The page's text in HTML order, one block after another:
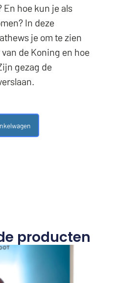
En hoe kun je als
In deze
je om te zien
de Koning en hoe
gezag de
producten